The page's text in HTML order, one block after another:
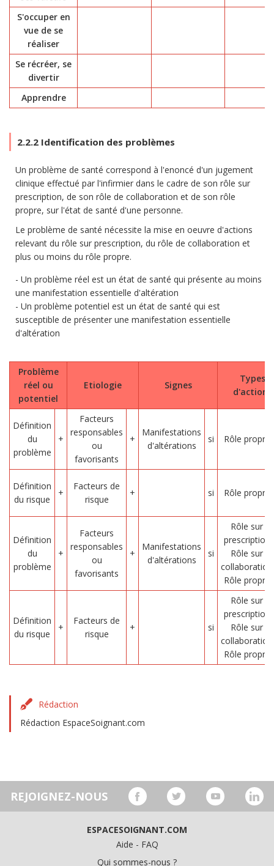
S'occuper en
vue de se
réaliser
Se récréer, se
divertir
Apprendre
2.2.2 Identification des problèmes
Un problème de santé correspond à l'enoncé d'un jugement
clinique effectué par l'infirmier dans le cadre de son rôle sur
prescription, de son rôle de collaboration et de son rôle
propre, sur l'état de santé d'une personne.
Le problème de santé nécessite la mise en oeuvre d'actions
relevant du rôle sur prescription, du rôle de collaboration et
plus ou moins du rôle propre.
Un problème réel est un état de santé qui présente au moins
une manifestation essentielle d'altération
Un problème potentiel est un état de santé qui est
susceptible de présenter une manifestation essentielle
d'altération
Problème
réel ou
potentiel
Etiologie Signes
Types
d'actions
Définition
du
problème
+
Facteurs
responsables
ou
favorisants
+
Manifestations
d'altérations
si Rôle propre
Définition
du risque
+
Facteurs de
risque
+ si Rôle propre
Définition
du
problème
+
Facteurs
responsables
ou
favorisants
+
Manifestations
d'altérations
si
Rôle sur
prescription
Rôle sur
collaboration
Rôle propre
Définition
du risque
+
Facteurs de
risque
+ si
Rôle sur
prescription
Rôle sur
collaboration
Rôle propre
Rédaction
Rédaction EspaceSoignant.com
REJOIGNEZ-NOUS
ESPACESOIGNANT.COM
Aide - FAQ
Qui sommes-nous ?